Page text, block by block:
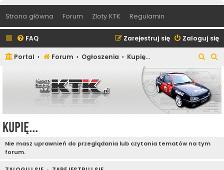
Strona główna Forum Zloty KTK Regulamin
FAQ Zaloguj się
Zarejestruj się
Portal Forum Ogłoszenia Kupię...
z
u
k
z
u
k
a
Kupię...
Nie masz uprawnień do przeglądania lub czytania tematów na tym
forum.